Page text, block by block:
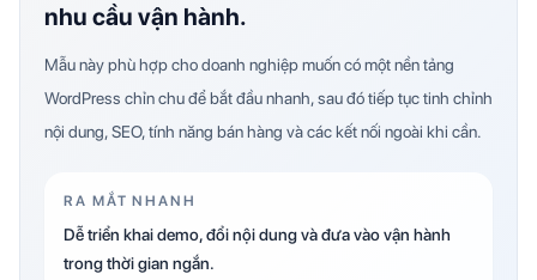
nhu cầu vận hành.
Mẫu này phù hợp cho doanh nghiệp muốn có một nền tảng
WordPress chỉn chu để bắt đầu nhanh, sau đó tiếp tục tinh chỉnh
nội dung, SEO, tính năng bán hàng và các kết nối ngoài khi cần.
RA MẮT NHANH
Dễ triển khai demo, đổi nội dung và đưa vào vận hành
trong thời gian ngắn.